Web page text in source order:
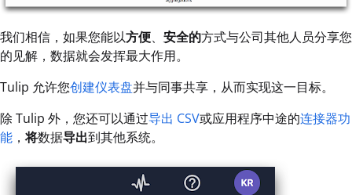
我们相信，如果您能以方便、 安全的方式与公司其他人员分享您
的见解，数据就会发挥最大作用。
Tulip 允许您创建仪表盘并与同事共享，从而实现这一目标。
除 Tulip 外，您还可以通过导出 CSV或应用程序中途的连接器功
能 ，将数据导出到其他系统。